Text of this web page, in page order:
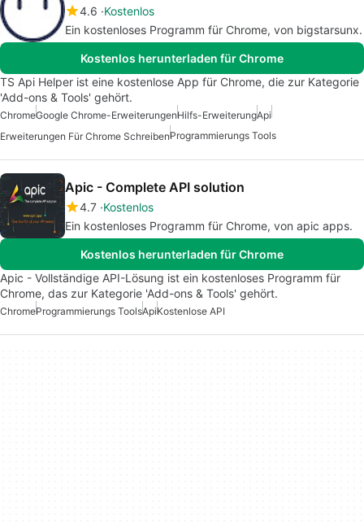
4.6 Kostenlos
Ein kostenloses Programm für Chrome, von bigstarsunx.
Kostenlos herunterladen für Chrome
TS Api Helper ist eine kostenlose App für Chrome, die zur Kategorie
'Add-ons & Tools' gehört.
ChromeGoogle Chrome-ErweiterungenHilfs-ErweiterungApi
Erweiterungen Für Chrome SchreibenProgrammierungs Tools
Apic - Complete API solution
4.7 Kostenlos
Ein kostenloses Programm für Chrome, von apic apps.
Kostenlos herunterladen für Chrome
Apic - Vollständige API-Lösung ist ein kostenloses Programm für
Chrome, das zur Kategorie 'Add-ons & Tools' gehört.
ChromeProgrammierungs ToolsApiKostenlose API